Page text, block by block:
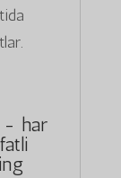
- har